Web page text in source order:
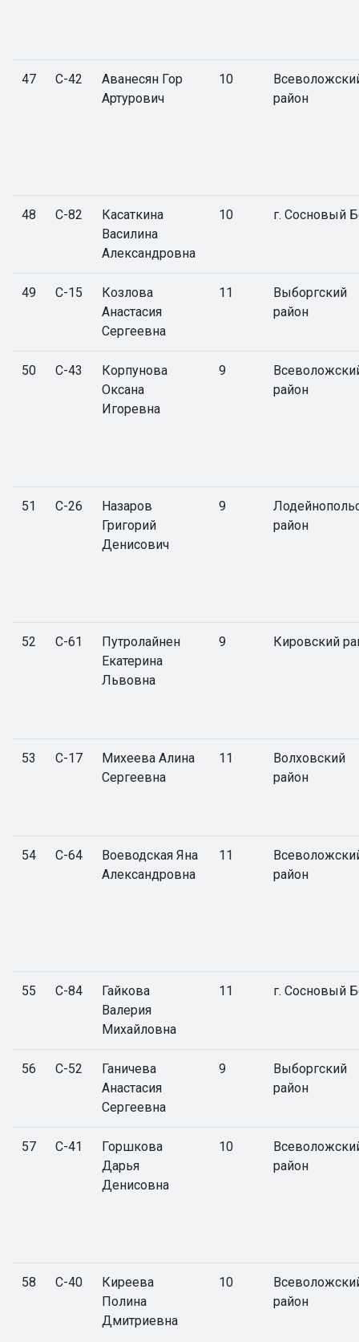
47 С-42
Аванесян Гор
Артурович
10
район
48 С-82
Касаткина
Василина
Александровна
10 г. Сосновый
49 С-15
Козлова
Анастасия
Сергеевна
11
Выборгский
район
50 С-43
Корпунова
Оксана
Игоревна
9
район
51 С-26
Назаров
Григорий
Денисович
9
район
52 С-61
Путролайнен
Екатерина
Львовна
9 Кировский
53 С-17
Михеева Алина
Сергеевна
11
Волховский
район
54 С-64
Воеводская Яна
Александровна
11
район
55 С-84
Гайкова
Валерия
Михайловна
11 г. Сосновый
56 С-52
Ганичева
Анастасия
Сергеевна
9
Выборгский
район
57 С-41
Горшкова
Дарья
Денисовна
10
район
58 С-40
Киреева
Полина
Дмитриевна
10
район